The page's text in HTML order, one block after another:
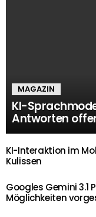
MAGAZIN
KI-
Antworten
KI-Interaktion im
Kulissen
Googles Gemini 3.1
Möglichkeiten